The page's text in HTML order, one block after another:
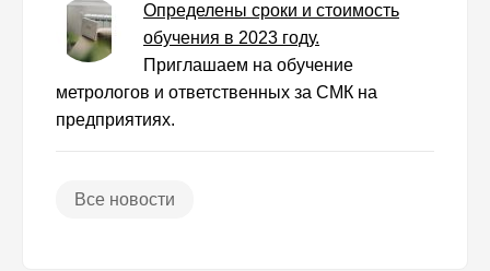
Определены сроки и стоимость
обучения в 2023 году.
Приглашаем на обучение
метрологов и ответственных за СМК на
предприятиях.
Все новости